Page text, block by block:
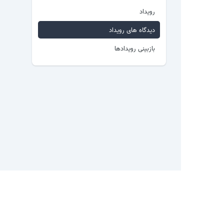
رویداد
دیدگاه های رویداد
بازبینی رویدادها